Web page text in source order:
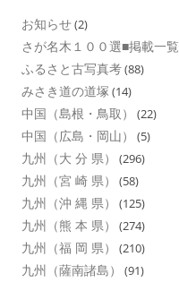
お知らせ(2)
さが名木１００選■掲載一覧
ふるさと古写真考(88)
みさき道の道塚 (14)
中国（島根・鳥取） (22)
中国（広島・岡山） (5)
九州（大 分 県） (296)
九州（宮 崎 県） (58)
九州（沖 縄 県） (125)
九州（熊 本 県） (274)
九州（福 岡 県） (210)
九州（薩南諸島） (91)